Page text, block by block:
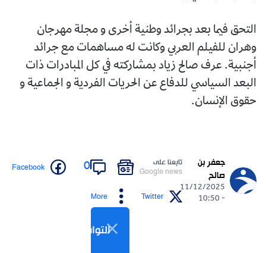
التحق فيما بعد بجرائد وطنية أخرى و مجلة مهرجان
وهران للفيلم العربي وكانت له مساهمات مع جرائد
أجنبية. عرف صالح زياد بمشاركته في كل المبادرات ذات
البعد السياسي للدفاع عن الحريات الفردية و الجماعية و
حقوق الإنسان.
جعفر بن
صالح
11/12/2025
- 10:50
تابعنا على
Google news
0
Facebook
Twitter
More
التواصل الاجتماعي